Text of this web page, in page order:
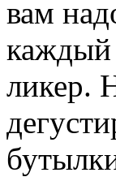
вам
каждый
ликер.